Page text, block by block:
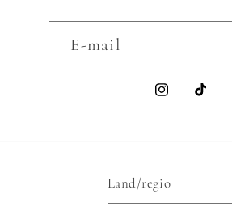
E‑mail
InstagramTikTok
Land/regio